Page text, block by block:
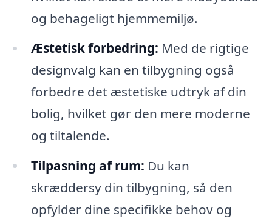
og behageligt hjemmemiljø.
Æstetisk forbedring: Med de rigtige
designvalg kan en tilbygning også
forbedre det æstetiske udtryk af din
bolig, hvilket gør den mere moderne
og tiltalende.
Tilpasning af rum: Du kan
skræddersy din tilbygning, så den
opfylder dine specifikke behov og